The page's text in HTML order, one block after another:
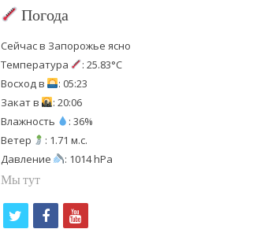
Погода
Сейчас в Запорожье ясно
Температура
: 25.83°C
Восход в
: 05:23
Закат в
: 20:06
Влажность
: 36%
Ветер
: 1.71 м.с.
Давление
: 1014 hPa
Мы тут
f
y